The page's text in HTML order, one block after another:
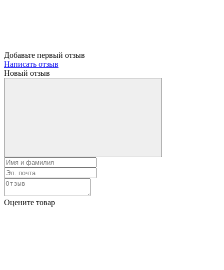
Добавьте первый отзыв
Написать отзыв
Новый отзыв
Оцените товар